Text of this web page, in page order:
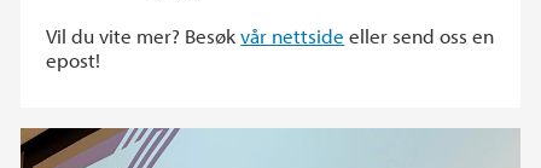
Vil du vite mer? Besøkvår nettside eller send oss en
epost!